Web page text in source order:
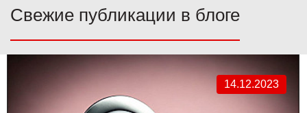
Свежие публикации в блоге
14.12.2023